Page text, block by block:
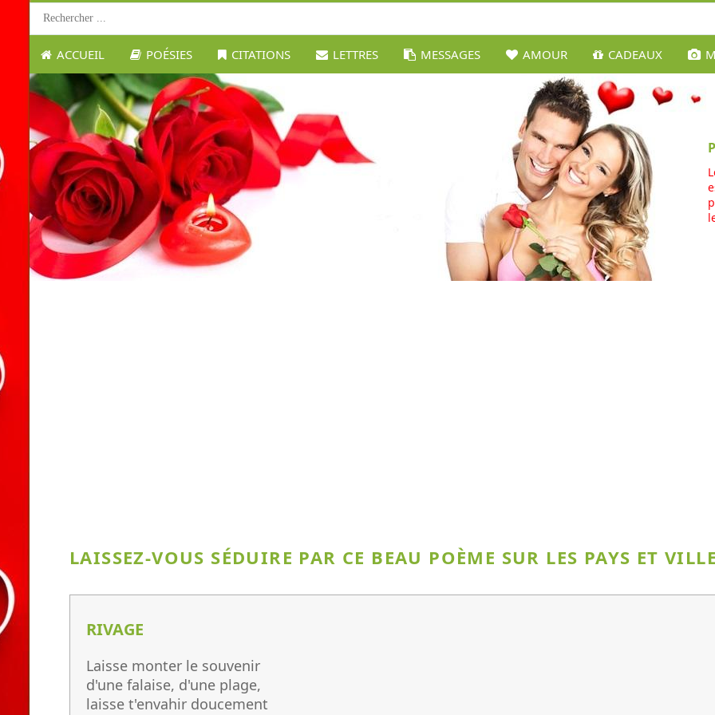
ACCUEIL POÉSIES CITATIONS LETTRES MESSAGES AMOUR CADEAUX
LAISSEZ-VOUS SÉDUIRE PAR CE BEAU POÈME SUR LES PAYS ET
RIVAGE
Laisse monter le souvenir
d'une falaise, d'une plage,
laisse t'envahir doucement